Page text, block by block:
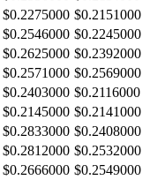
$0.2275000 $0.2151000
$0.2546000 $0.2245000
$0.2625000 $0.2392000
$0.2571000 $0.2569000
$0.2403000 $0.2116000
$0.2145000 $0.2141000
$0.2833000 $0.2408000
$0.2812000 $0.2532000
$0.2666000 $0.2549000